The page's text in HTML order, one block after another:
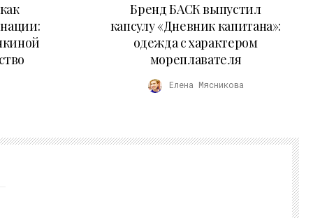
Бренд БАСК выпустил
капсулу «Дневник капитана»:
одежда с характером
мореплавателя
Елена Мясникова